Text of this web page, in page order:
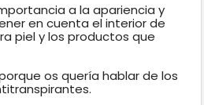
a la apariencia y
en cuenta el interior de
piel y los productos que
os quería hablar de los